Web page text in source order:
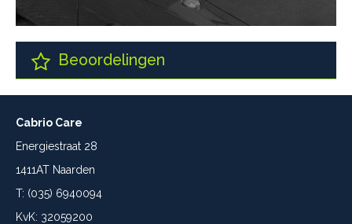
Beoordelingen
Cabrio Care
Energiestraat 28
1411AT Naarden
T: (035) 6940094
KvK: 32059200